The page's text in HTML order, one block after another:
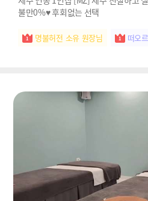
불만0%♥ 후회없는 선택
명불허전 소유 원장님 떠오